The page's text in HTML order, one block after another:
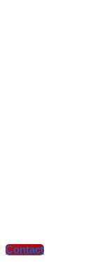
Contact